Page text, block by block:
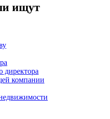
ищут
директора
компании